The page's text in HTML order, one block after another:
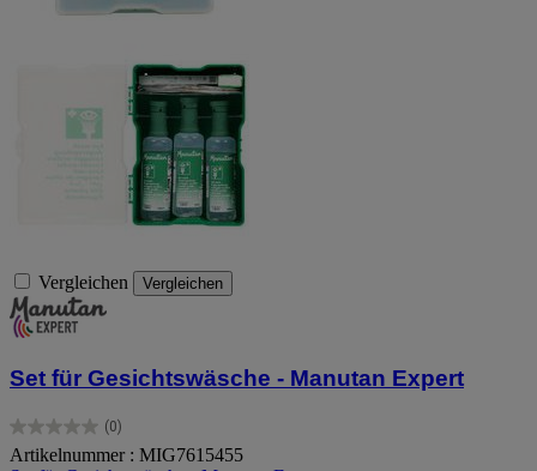
Vergleichen Vergleichen
Set für Gesichtswäsche - Manutan Expert
(0)
0.0
von
Artikelnummer : MIG7615455